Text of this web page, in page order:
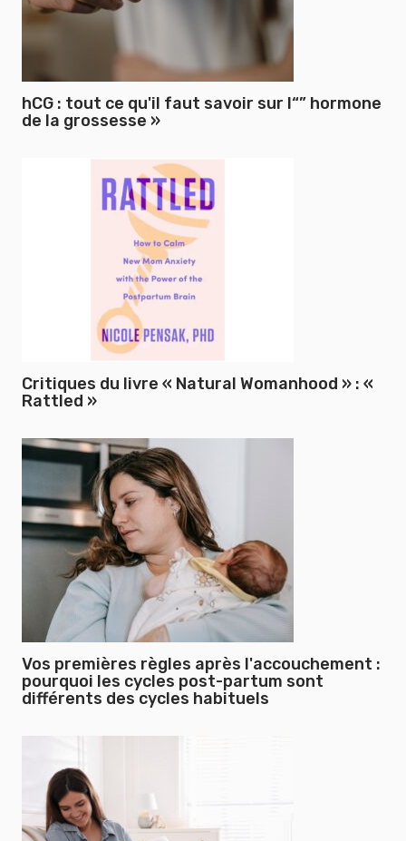
hCG : tout ce qu'il faut savoir sur l“” hormone
de la grossesse »
Critiques du livre « Natural Womanhood » : «
Rattled »
Vos premières règles après l'accouchement :
pourquoi les cycles post-partum sont
différents des cycles habituels